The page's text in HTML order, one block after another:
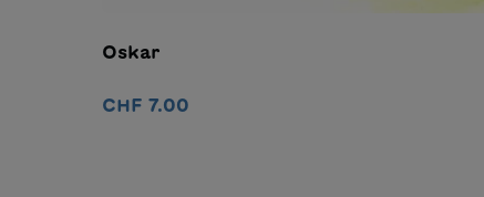
Oskar
CHF 7.00